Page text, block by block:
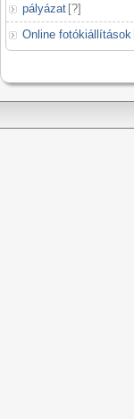
pályázat [?]
Online fotókiállítások